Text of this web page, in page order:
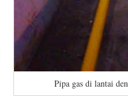
Pipa gas di lantai